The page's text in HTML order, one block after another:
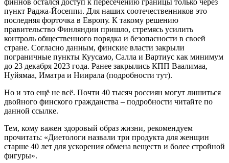
пункт Раджа-Йосеппи. Для наших соотечественников это
последняя форточка в Европу. К такому решению
правительство Финляндии пришло, стремясь усилить
контроль общественного порядка и безопасности в своей
стране. Согласно данным, финские власти закрыли
пограничные пункты Куусамо, Салла и Вартиус как минимум
до 23 декабря 2023 года. Ранее закрылись КПП Ваалимаа,
Нуйямаа, Иматра и Ниирала (подробности тут).
Но и это ещё не всё. Почти 40 тысяч россиян могут лишиться
двойного финского гражданства – подробности читайте по
данной ссылке.
Тем, кому важен здоровый образ жизни, рекомендуем
прочитать: «Диетологи назвали три продукта для женщин
старше 40 лет для ускорения обмена веществ и более стройной
фигуры».